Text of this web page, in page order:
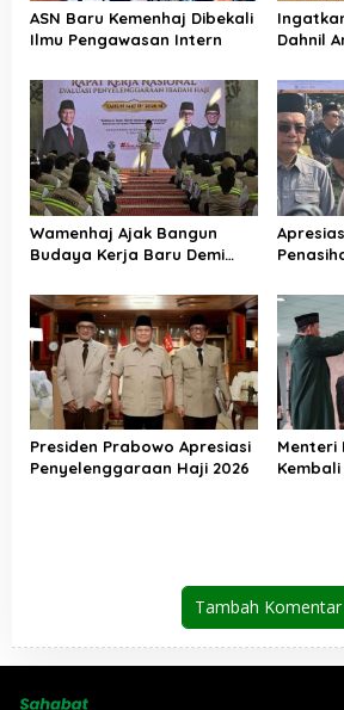
ASN Baru Kemenhaj Dibekali
Ilmu Pengawasan Intern
Dahnil
Wamenhaj Ajak Bangun
Budaya Kerja Baru Demi
Jemaah
Berjalan
Presiden Prabowo Apresiasi
Penyelenggaraan Haji 2026
Menteri
Tambah Komentar